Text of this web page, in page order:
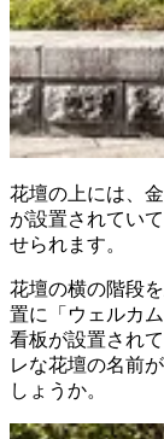
花壇の上には、
が設置されてい
せられます。
花壇の横の階段
置に「ウェルカ
看板が設置され
レな花壇の名前
しょうか。